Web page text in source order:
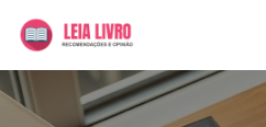
para
o